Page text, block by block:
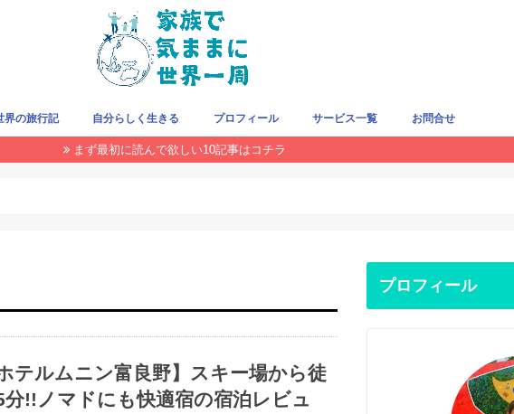
旅をお得にする方法
クレジットカード
旅の持ち物
飛行機/LCC
国・地域で探す
界の旅行記 自分らしく生きる
THIS WEEK
プロフィール サービス一覧 お問合せ
まず最初に読んで欲しい10記事はコチラ
ホテルムニン富良野】スキー場から徒
分!!ノマドにも快適宿の宿泊レビュ
プロフィール